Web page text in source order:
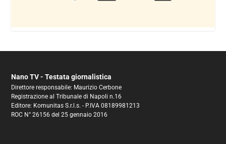
Nano TV - Testata giornalistica
Direttore responsabile: Maurizio Cerbone
Registrazione al Tribunale di Napoli n.16
Editore: Komunitas S.r.l.s. - P.IVA 08189981213
ROC N° 26156 del 25 gennaio 2016